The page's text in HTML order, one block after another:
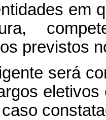
em
previstos
será